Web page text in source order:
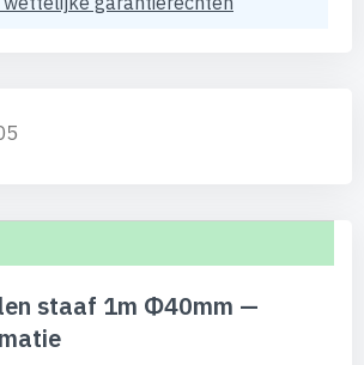
staaf 1m Φ40mm —